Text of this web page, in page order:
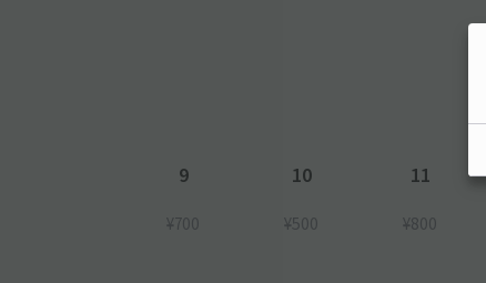
9
¥700
10
¥500
11
¥800